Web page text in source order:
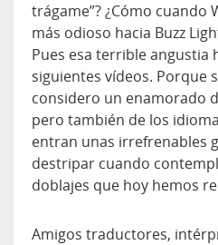
trágame”? ¿Cómo cuando
más odioso hacia Buzz
Pues esa terrible angustia
siguientes vídeos. Porque
considero un enamorado
pero también de los
entran unas irrefrenables
destripar cuando
doblajes que hoy hemos
Amigos traductores,